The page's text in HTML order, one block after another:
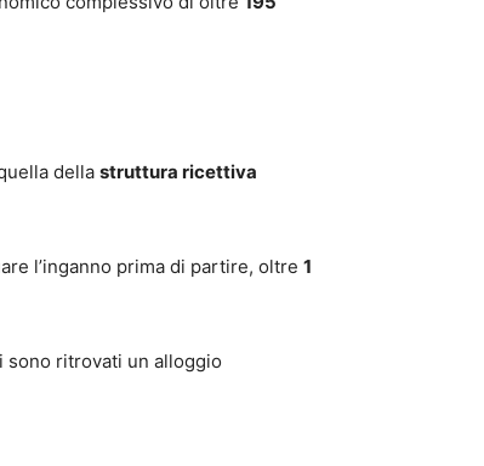
della struttura ricettiva
l’inganno prima di partire, oltre 1
sono ritrovati un alloggio